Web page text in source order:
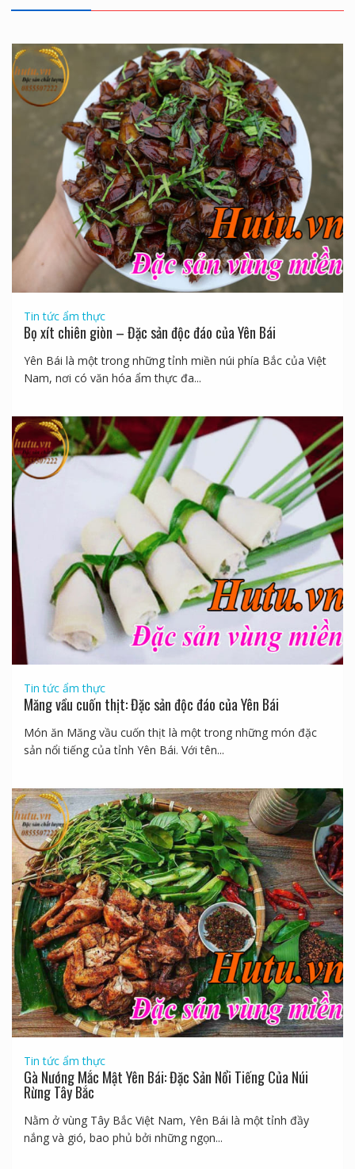
Tin tức ẩm thực
Bọ xít chiên giòn – Đặc sản độc đáo của Yên Bái
Yên Bái là một trong những tỉnh miền núi phía Bắc của Việt
Nam, nơi có văn hóa ẩm thực đa...
Tin tức ẩm thực
Măng vầu cuốn thịt: Đặc sản độc đáo của Yên Bái
Món ăn Măng vầu cuốn thịt là một trong những món đặc
sản nổi tiếng của tỉnh Yên Bái. Với tên...
Tin tức ẩm thực
Gà Nướng Mắc Mật Yên Bái: Đặc Sản Nổi Tiếng Của Núi
Rừng Tây Bắc
Nằm ở vùng Tây Bắc Việt Nam, Yên Bái là một tỉnh đầy
nắng và gió, bao phủ bởi những ngọn...